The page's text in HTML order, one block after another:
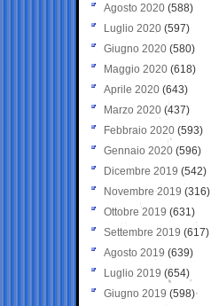
Agosto 2020 (588)
Luglio 2020 (597)
Giugno 2020 (580)
Maggio 2020 (618)
Aprile 2020 (643)
Marzo 2020 (437)
Febbraio 2020 (593)
Gennaio 2020 (596)
Dicembre 2019 (542)
Novembre 2019 (316)
Ottobre 2019 (631)
Settembre 2019 (617)
Agosto 2019 (639)
Luglio 2019 (654)
Giugno 2019 (598)